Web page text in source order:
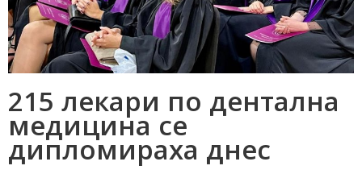
215 лекари по дентална
медицина се
дипломираха днес